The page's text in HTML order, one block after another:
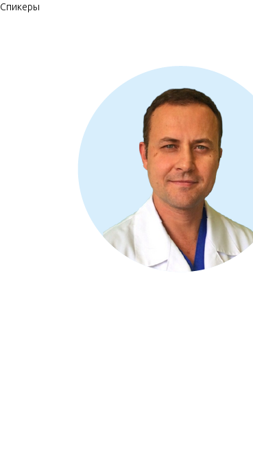
Спикеры